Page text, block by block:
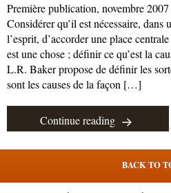
Première publication, novembre
Considérer qu’il est nécessaire, dans
l’esprit, d’accorder une place
est une chose ; définir ce qu’est la
L.R. Baker propose de définir les
sont les causes de la façon […]
Continue reading
BACK TO